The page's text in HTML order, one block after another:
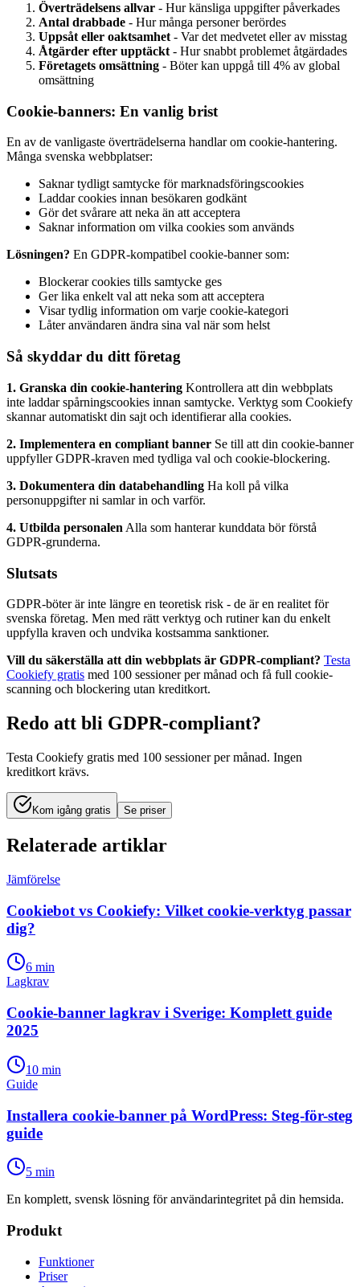
Överträdelsens allvar - Hur känsliga uppgifter påverkades
Antal drabbade - Hur många personer berördes
Uppsåt eller oaktsamhet - Var det medvetet eller av misstag
Åtgärder efter upptäckt - Hur snabbt problemet åtgärdades
Företagets omsättning - Böter kan uppgå till 4% av global
omsättning
Cookie-banners: En vanlig brist
En av de vanligaste överträdelserna handlar om cookie-hantering.
Många svenska webbplatser:
Saknar tydligt samtycke för marknadsföringscookies
Laddar cookies innan besökaren godkänt
Gör det svårare att neka än att acceptera
Saknar information om vilka cookies som används
Lösningen? En GDPR-kompatibel cookie-banner som:
Blockerar cookies tills samtycke ges
Ger lika enkelt val att neka som att acceptera
Visar tydlig information om varje cookie-kategori
Låter användaren ändra sina val när som helst
Så skyddar du ditt företag
1. Granska din cookie-hantering Kontrollera att din webbplats
inte laddar spårningscookies innan samtycke. Verktyg som Cookiefy
skannar automatiskt din sajt och identifierar alla cookies.
2. Implementera en compliant banner Se till att din cookie-banner
uppfyller GDPR-kraven med tydliga val och cookie-blockering.
3. Dokumentera din databehandling Ha koll på vilka
personuppgifter ni samlar in och varför.
4. Utbilda personalen Alla som hanterar kunddata bör förstå
GDPR-grunderna.
Slutsats
GDPR-böter är inte längre en teoretisk risk - de är en realitet för
svenska företag. Men med rätt verktyg och rutiner kan du enkelt
uppfylla kraven och undvika kostsamma sanktioner.
Vill du säkerställa att din webbplats är GDPR-compliant? Testa
Cookiefy gratis med 100 sessioner per månad och få full cookie-
scanning och blockering utan kreditkort.
Redo att bli GDPR-compliant?
Testa Cookiefy gratis med 100 sessioner per månad. Ingen
kreditkort krävs.
Kom igång gratis Se priser
Relaterade artiklar
Jämförelse
Cookiebot vs Cookiefy: Vilket cookie-verktyg passar
dig?
6 min
Lagkrav
Cookie-banner lagkrav i Sverige: Komplett guide
2025
10 min
Guide
Installera cookie-banner på WordPress: Steg-för-steg
guide
5 min
En komplett, svensk lösning för användarintegritet på din hemsida.
Produkt
Funktioner
Priser